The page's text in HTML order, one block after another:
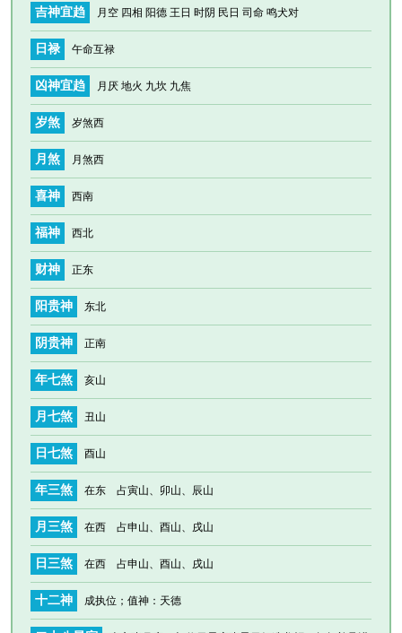
吉神宜趋 月空 四相 阳德 王日 时阴 民日 司命 鸣犬对
日禄 午命互禄
凶神宜趋 月厌 地火 九坎 九焦
岁煞 岁煞西
月煞 月煞西
喜神 西南
福神 西北
财神 正东
阳贵神 东北
阴贵神 正南
年七煞 亥山
月七煞 丑山
日七煞 酉山
年三煞 在东 占寅山、卯山、辰山
月三煞 在西 占申山、酉山、戌山
日三煞 在西 占申山、酉山、戌山
十二神 成执位 ；值神：天德